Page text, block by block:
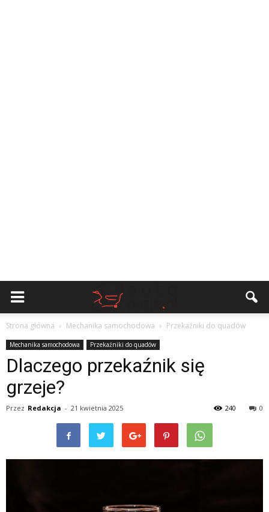
Strona główna Mechanika samochodowa Przekaźniki do quadów
Mechanika samochodowa Przekaźniki do quadów
Dlaczego przekaźnik się
grzeje?
Przez Redakcja - 21 kwietnia 2025 0
240